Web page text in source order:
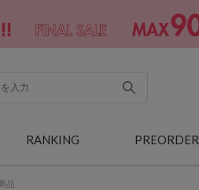
RANKING PREORDER
品